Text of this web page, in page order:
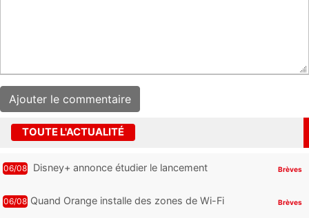
TOUTE L'ACTUALITÉ
06/08
Disney+ annonce étudier le lancement
Brèves
06/08 Quand Orange installe des zones de Wi-Fi
Brèves